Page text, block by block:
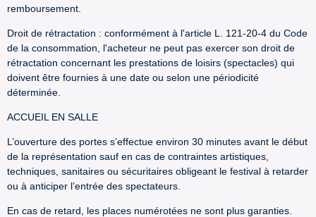
remboursement.
Droit de rétractation : conformément à l'article L. 121-20-4 du Code
de la consommation, l'acheteur ne peut pas exercer son droit de
rétractation concernant les prestations de loisirs (spectacles) qui
doivent être fournies à une date ou selon une périodicité
déterminée.
ACCUEIL EN SALLE
L’ouverture des portes s’effectue environ 30 minutes avant le début
de la représentation sauf en cas de contraintes artistiques,
techniques, sanitaires ou sécuritaires obligeant le festival à retarder
ou à anticiper l’entrée des spectateurs.
En cas de retard, les places numérotées ne sont plus garanties.